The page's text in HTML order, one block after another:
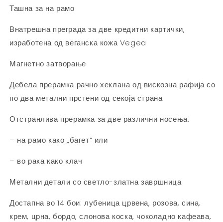
Ташна за на рамо
Внатрешна преграда за две кредитни картички,
изработена од веганска кожа Vegea
Магнетно затворање
Дебела прерамка рачно хеклана од вискозна рафија со
по два метални прстени од секоја страна
Отстранлива прерамка за две различни носења:
– на рамо како „багет“ или
– во рака како клач
Метални детали со светло-златна завршница
Достапна во 14 бои: лубеница црвена, розова, сина,
крем, црна, бордо, слонова коска, чоколадно кафеава,